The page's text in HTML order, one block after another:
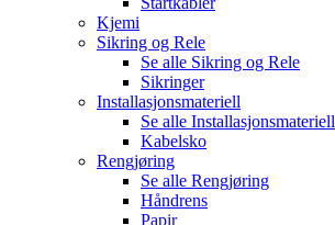
Kjemi
Sikring og Rele
Se alle Sikring og Rele
Sikringer
Installasjonsmateriell
Se alle Installasjonsmateriell
Kabelsko
Rengjøring
Se alle Rengjøring
Håndrens
Papir